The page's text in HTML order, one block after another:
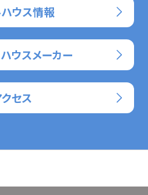
ウス情報
ウスメーカー
セス